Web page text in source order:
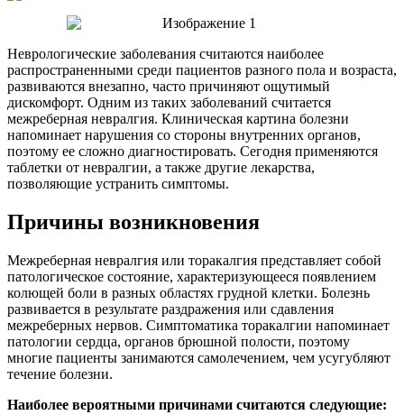
Неврологические заболевания считаются наиболее
распространенными среди пациентов разного пола и возраста,
развиваются внезапно, часто причиняют ощутимый
дискомфорт. Одним из таких заболеваний считается
межреберная невралгия. Клиническая картина болезни
напоминает нарушения со стороны внутренних органов,
поэтому ее сложно диагностировать. Сегодня применяются
таблетки от невралгии, а также другие лекарства,
позволяющие устранить симптомы.
Причины возникновения
Межреберная невралгия или торакалгия представляет собой
патологическое состояние, характеризующееся появлением
колющей боли в разных областях грудной клетки. Болезнь
развивается в результате раздражения или сдавления
межреберных нервов. Симптоматика торакалгии напоминает
патологии сердца, органов брюшной полости, поэтому
многие пациенты занимаются самолечением, чем усугубляют
течение болезни.
Наиболее вероятными причинами считаются следующие: